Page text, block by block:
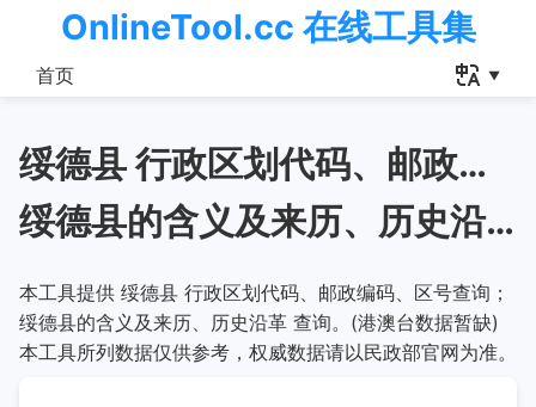
OnlineTool.cc 在线工具集
首页
绥德县 行政区划代码、邮政编码、区号查询
绥德县的含义及来历、历史沿革
本工具提供 绥德县 行政区划代码、邮政编码、区号查询；
绥德县的含义及来历、历史沿革 查询。(港澳台数据暂缺)
本工具所列数据仅供参考，权威数据请以民政部官网为准。